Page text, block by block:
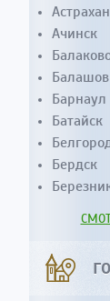
Ачинск
Балашов
Барнаул
Батайск
Бердск